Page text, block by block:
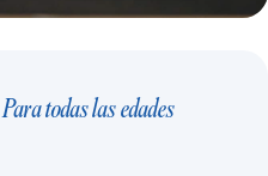
Para todas las edades